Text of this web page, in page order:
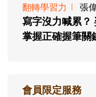
翻轉學習力 張
寫字沒力喊累？
掌握正確握筆關
會員限定服務